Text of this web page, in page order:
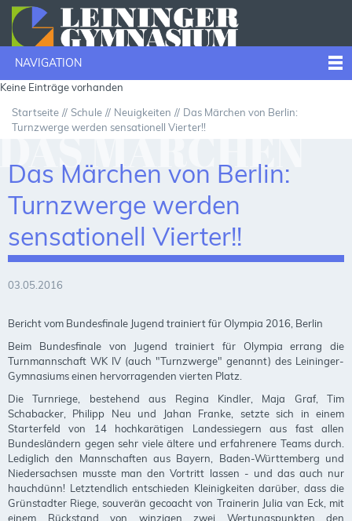
NAVIGATION
Keine Einträge vorhanden
MÄRCHEN
BERLIN:
Startseite Schule Neuigkeiten
Das Märchen von Berlin:
Turnzwerge werden sensationell Vierter!!
Das Märchen von Berlin:
Turnzwerge werden
sensationell Vierter!!
03.05.2016
Bericht vom Bundesfinale Jugend trainiert für Olympia 2016, Berlin
Beim Bundesfinale von Jugend trainiert für Olympia errang die
Turnmannschaft WK IV (auch "Turnzwerge" genannt) des Leininger-
Gymnasiums einen hervorragenden vierten Platz.
Die Turnriege, bestehend aus Regina Kindler, Maja Graf, Tim
Schabacker, Philipp Neu und Jahan Franke, setzte sich in einem
Starterfeld von 14 hochkarätigen Landessiegern aus fast allen
Bundesländern gegen sehr viele ältere und erfahrenere Teams durch.
Lediglich den Mannschaften aus Bayern, Baden-Württemberg und
Niedersachsen musste man den Vortritt lassen - und das auch nur
hauchdünn! Letztendlich entschieden Kleinigkeiten darüber, dass die
Grünstadter Riege, souverän gecoacht von Trainerin Julia van Eck, mit
einem Rückstand von winzigen zwei Wertungspunkten den